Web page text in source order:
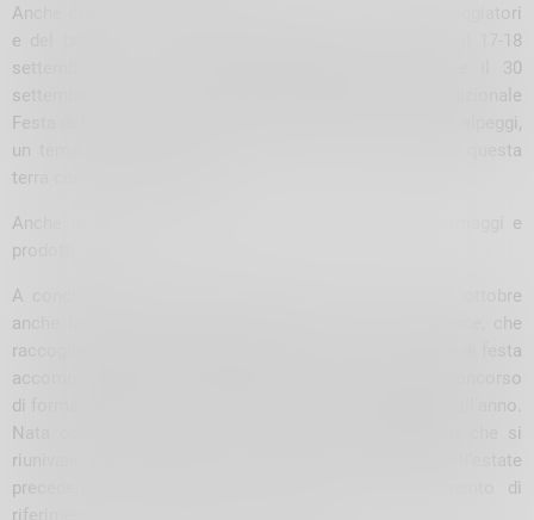
Anche quest’anno a celebrare l’atteso ritorno degli alpeggiatori
e del bestiame dai pascoli di alta quota, ci saranno il 17-18
settembre la 7° edizione dell’Alpenfest di Livigno e il 30
settembre e il 1° ottobre 2023 a Chiareggio, la tradizionale
Festa dell’Alpeggio, quest’anno dedicata ai giovani negli alpeggi,
un tema che lega il lavoro che da secoli si svolge in questa
terra con i valori del luogo.
Anche il turista potrà partecipare e degustazione formaggi e
prodotti tipici.
A conclusione della stagione estiva, torna il 14 e 15 ottobre
anche la Mostra del Bitto, giunta alla sua 116^ edizione, che
raccoglie i migliori produttori della valle in un’atmosfera di festa
accompagnata da tante degustazioni e il tradizionale concorso
di formaggi che premia le migliori produzioni casearie dell’anno.
Nata come occasione di incontro tra gli alpeggiatori che si
riunivano per eleggere il miglior formaggio prodotto nell’estate
precedente, la mostra oggi è diventata l’appuntamento di
riferimento per appassionati e visitatori.